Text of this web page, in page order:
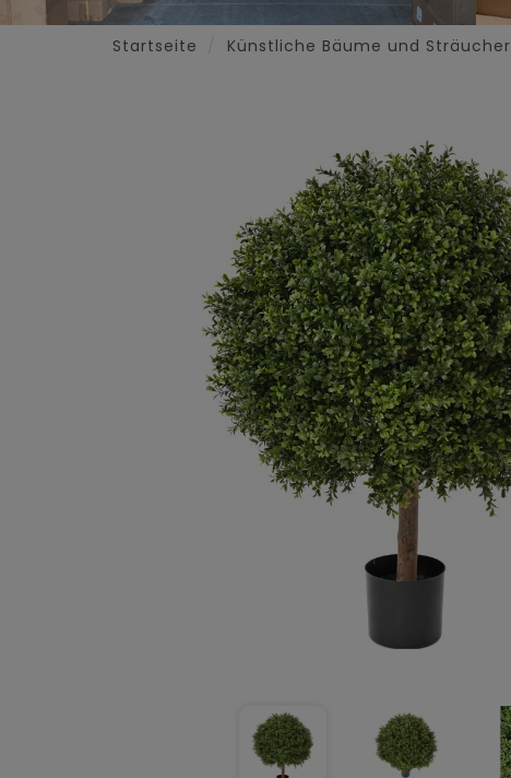
Startseite Künstliche Bäume und Sträucher